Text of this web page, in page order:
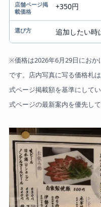
+350円
追加したい時
※価格は2026年6月29日にお
です。店内写真に写る価格札
式ページ掲載額を基準にして
式ページの最新案内を優先して